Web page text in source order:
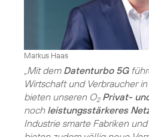
Markus Haas
„Mit dem Datenturbo 5G
Wirtschaft und Verbraucher
bieten unseren O2 Privat-
noch leistungsstärkeres
Industrie smarte Fabriken